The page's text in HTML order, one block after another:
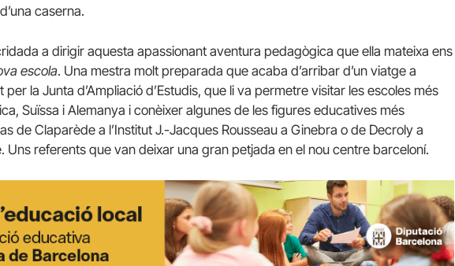
caserna.
a dirigir aquesta apassionant aventura pedagògica que ella mateixa ens
escola. Una mestra molt preparada que acaba d’arribar d’un viatge a
per la Junta d’Ampliació d’Estudis, que li va permetre visitar les escoles més
Suïssa i Alemanya i conèixer algunes de les figures educatives més
de Claparède a l’Institut J.-Jacques Rousseau a Ginebra o de Decroly a
Uns referents que van deixar una gran petjada en el nou centre barceloní.